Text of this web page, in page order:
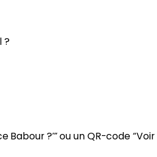
?
?’” ou un QR-code “Voir